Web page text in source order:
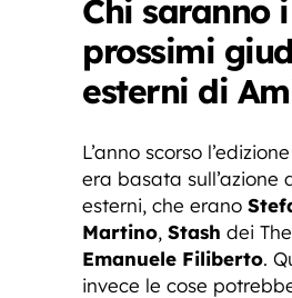
Chi saranno i
prossimi
esterni di
L’anno scorso
era basata sull’azione
esterni, che erano
Martino, Stash dei
Emanuele Filiberto.
invece le cose